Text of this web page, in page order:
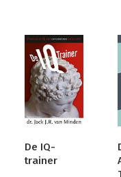
De IQ-
trainer